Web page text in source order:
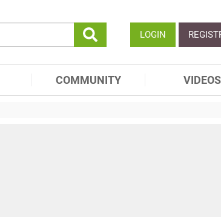
LOGIN
COMMUNITY VIDEOS